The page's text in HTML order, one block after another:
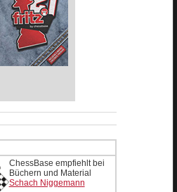
ChessBase empfiehlt bei
Büchern und Material
Schach Niggemann